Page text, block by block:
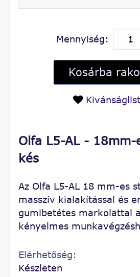
Olfa L5-AL - 18mm-
kés
Az Olfa L5-AL 18 mm-es
masszív kialakítással és
gumibetétes markolattal
kényelmes
Elérhetőség:
Készleten
Mennyiség:
Kosárba